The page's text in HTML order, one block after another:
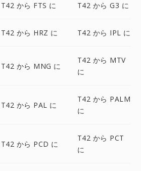
T42 から FTS に T42 から G3 に
T42 から HRZ に T42 から IPL に
T42 から MNG に
T42 から MTV
に
T42 から PAL に
T42 から PALM
に
T42 から PCD に
T42 から PCT
に